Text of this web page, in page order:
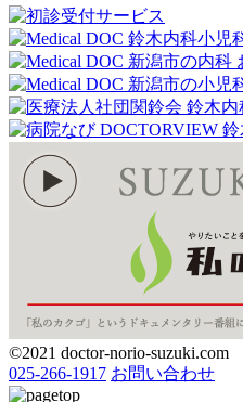
©2021 doctor-norio-suzuki.com
025-266-1917 お問い合わせ